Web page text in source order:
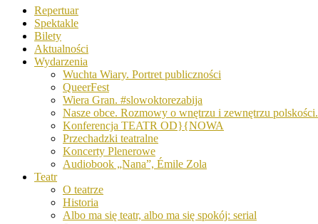
Repertuar
Spektakle
Bilety
Aktualności
Wydarzenia
Wuchta Wiary. Portret publiczności
QueerFest
Wiera Gran. #slowoktorezabija
Nasze obce. Rozmowy o wnętrzu i zewnętrzu polskości.
Konferencja TEATR OD}{NOWA
Przechadzki teatralne
Koncerty Plenerowe
Audiobook „Nana”, Émile Zola
Teatr
O teatrze
Historia
Albo ma się teatr, albo ma się spokój: serial